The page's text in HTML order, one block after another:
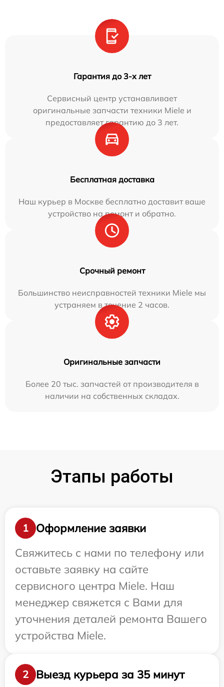
Гарантия до 3-х лет
Сервисный центр устанавливает
оригинальные запчасти техники Miele и
предоставляет гарантию до 3 лет.
Бесплатная доставка
Наш курьер в Москве бесплатно доставит ваше
устройство на ремонт и обратно.
Срочный ремонт
Большинство неисправностей техники Miele мы
устраняем в течение 2 часов.
Оригинальные запчасти
Более 20 тыс. запчастей от производителя в
наличии на собственных складах.
Этапы работы
1
Оформление заявки
Свяжитесь с нами по телефону или
оставьте заявку на сайте
сервисного центра Miele. Наш
менеджер свяжется с Вами для
уточнения деталей ремонта Вашего
устройства Miele.
2
Выезд курьера за 35 минут